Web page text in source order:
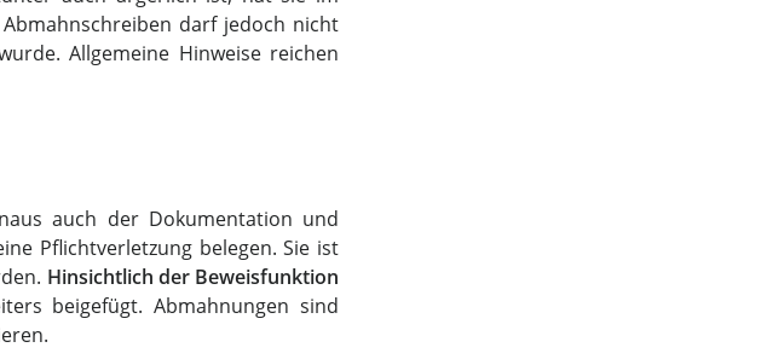
Abmahnschreiben darf jedoch nicht
Allgemeine Hinweise reichen
auch der Dokumentation und
Pflichtverletzung belegen. Sie ist
Hinsichtlich der Beweisfunktion
beigefügt. Abmahnungen sind